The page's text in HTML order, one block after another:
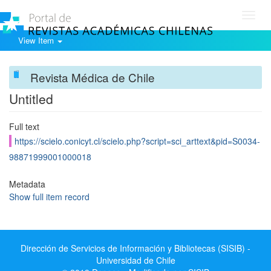
View Item
Revista Médica de Chile
Untitled
Full text
https://scielo.conicyt.cl/scielo.php?script=sci_arttext&pid=S0034-
98871999001000018
Metadata
Show full item record
Dirección de Servicios de Información y Bibliotecas (SISIB) -
Universidad de Chile